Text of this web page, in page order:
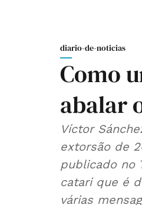
diario-de-noticias
Como
abalar
Víctor
extorsão de
publicado no
catari que é
várias